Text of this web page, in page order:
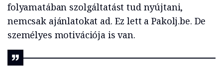
folyamatában szolgáltatást tud nyújtani,
nemcsak ajánlatokat ad. Ez lett a Pakolj.be. De
személyes motivációja is van.